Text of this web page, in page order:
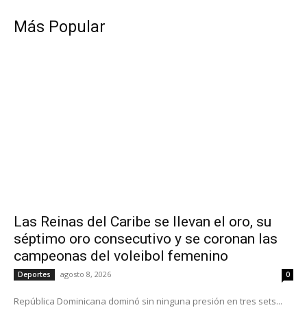
Más Popular
Las Reinas del Caribe se llevan el oro, su
séptimo oro consecutivo y se coronan las
campeonas del voleibol femenino
Deportes agosto 8, 2026 0
República Dominicana dominó sin ninguna presión en tres sets...